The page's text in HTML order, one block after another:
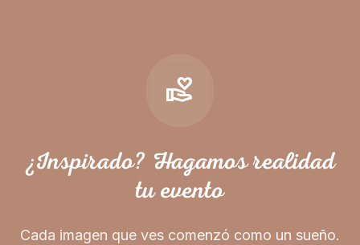
volunteer_activism
¿Inspirado? Hagamos realidad
tu evento
Cada imagen que ves comenzó como un sueño.